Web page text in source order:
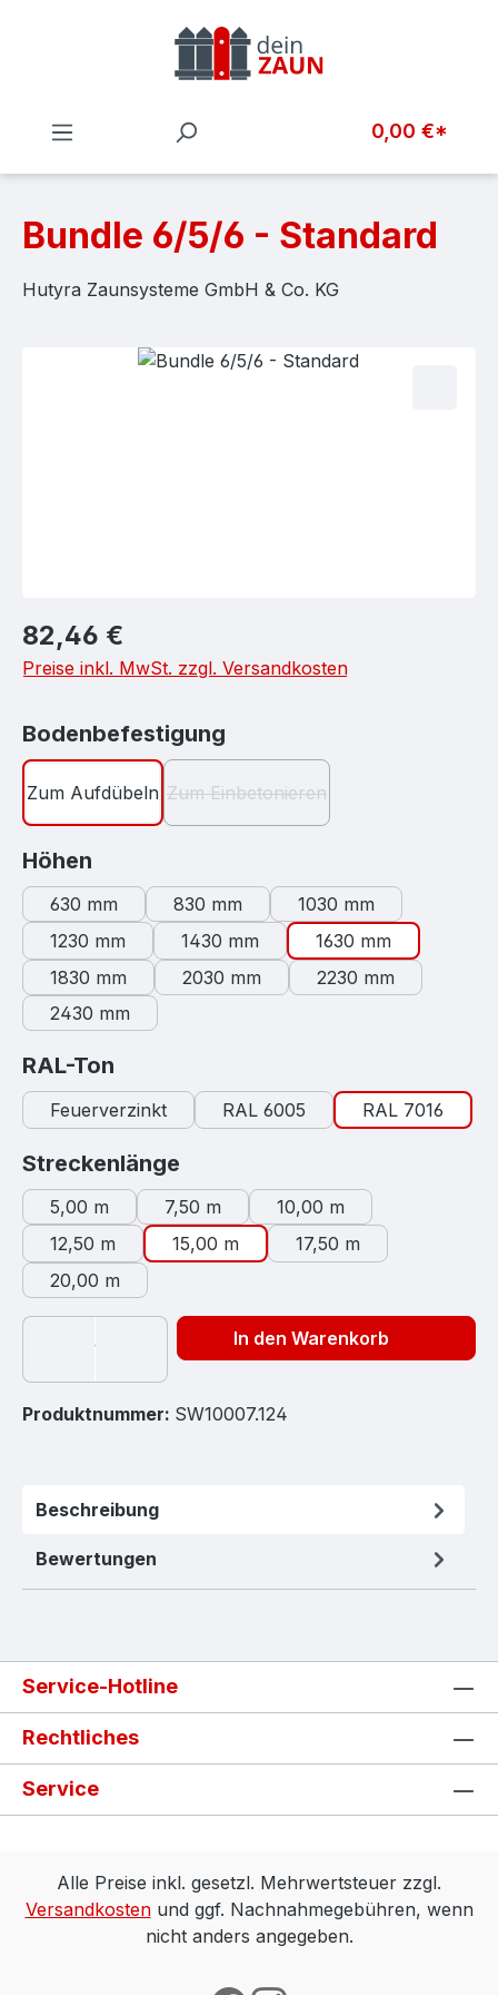
Zum Hauptinhalt springen
0,00 €*
Bundle 6/5/6 - Standard
Hutyra Zaunsysteme GmbH & Co. KG
Bildergalerie überspringen
Regulärer Preis:
82,46 €
Preise inkl. MwSt. zzgl. Versandkosten
Bodenbefestigung
Zum Aufdübeln Zum Einbetonieren
(Diese Option ist zurzeit nicht
Höhen
630 mm 830 mm
1030 mm
1230 mm
1430 mm
1630 mm
1830 mm
2030 mm
2230 mm
2430 mm
RAL-Ton
Feuerverzinkt RAL 6005 RAL 7016
Streckenlänge
5,00 m 7,50 m
10,00 m
12,50 m
15,00 m
17,50 m
20,00 m
In den Warenkorb
Produktnummer: SW10007.124
Beschreibung
Bewertungen
Service-Hotline
Rechtliches
Service
Alle Preise inkl. gesetzl. Mehrwertsteuer zzgl.
Versandkostenund ggf. Nachnahmegebühren, wenn
nicht anders angegeben.